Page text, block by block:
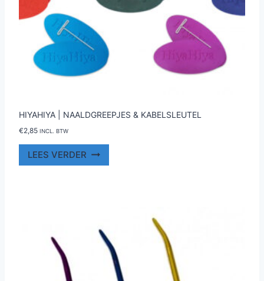
HIYAHIYA | NAALDGREEPJES & KABELSLEUTEL
€2,85 INCL. BTW
LEES VERDER